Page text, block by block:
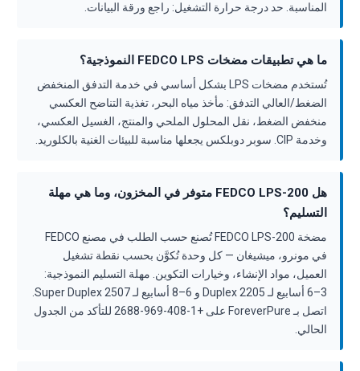
المناسبة. حد درجة حرارة التشغيل: راجع ورقة البيانات.
ما هي تطبيقات مضخات FEDCO LPS النموذجية؟
تُستخدم مضخات LPS بشكل أساسي في خدمة التدفق المنخفض
الضغط/العالي التدفق: مأخذ مياه البحر، تغذية التناضح العكسي
منخفض الضغط، نقل المحلول الملحي والمنتج، الغسيل العكسي،
وخدمة CIP. سوبر دوبلكس يجعلها مناسبة للبيئات الغنية بالكلوريد.
هل FEDCO LPS-200 متوفر في المخزون، وما هي مهلة
التسليم؟
مضخة FEDCO LPS-200 تُصنع حسب الطلب في مصنع FEDCO
في مونرو، ميشيغان — كل وحدة تُكوَّن بحسب نقطة تشغيل
العميل، مواد الإنشاء، وخيارات التكوين. مهلة التسليم النموذجية:
اتصل بـ ForeverPure على +1-408-969-2688 للتأكد من الجدول
الحالي.